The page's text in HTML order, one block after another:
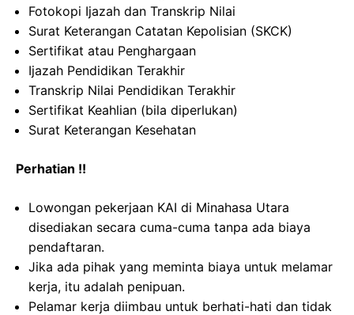
Fotokopi Ijazah dan Transkrip Nilai
Surat Keterangan Catatan Kepolisian (SKCK)
Sertifikat atau Penghargaan
Ijazah Pendidikan Terakhir
Transkrip Nilai Pendidikan Terakhir
Sertifikat Keahlian (bila diperlukan)
Surat Keterangan Kesehatan
Perhatian !!
Lowongan pekerjaan KAI di Minahasa Utara
disediakan secara cuma-cuma tanpa ada biaya
pendaftaran.
Jika ada pihak yang meminta biaya untuk melamar
kerja, itu adalah penipuan.
Pelamar kerja diimbau untuk berhati-hati dan tidak